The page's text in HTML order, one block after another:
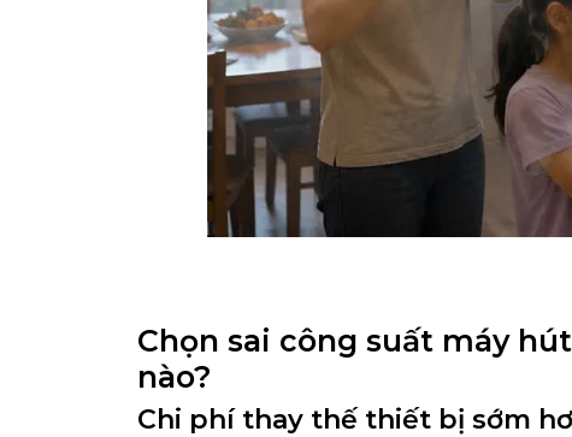
Chọn sai công suất máy
nào?
Chi phí thay thế thiết bị sớm